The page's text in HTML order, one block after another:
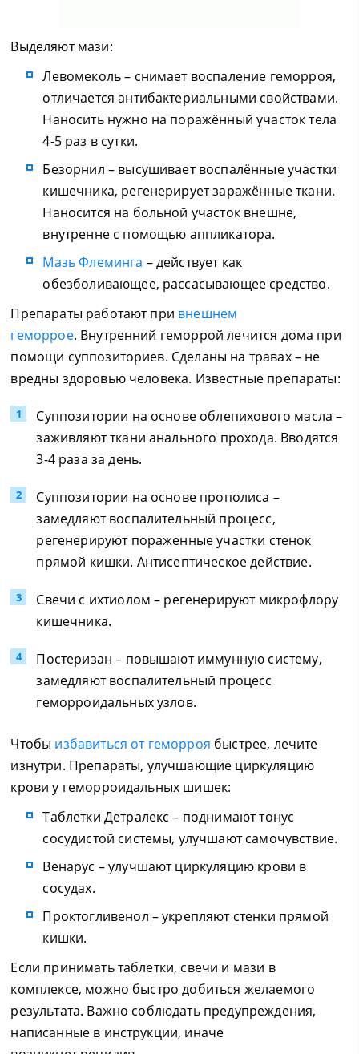
Выделяют мази:
Левомеколь – снимает воспаление геморроя,
отличается антибактериальными свойствами.
Наносить нужно на поражённый участок тела
4-5 раз в сутки.
Безорнил – высушивает воспалённые участки
кишечника, регенерирует заражённые ткани.
Наносится на больной участок внешне,
внутренне с помощью аппликатора.
Мазь Флеминга – действует как
обезболивающее, рассасывающее средство.
Препараты работают при внешнем
геморрое. Внутренний геморрой лечится дома при
помощи суппозиториев. Сделаны на травах – не
вредны здоровью человека. Известные препараты:
Суппозитории на основе облепихового масла –
заживляют ткани анального прохода. Вводятся
3-4 раза за день.
Суппозитории на основе прополиса –
замедляют воспалительный процесс,
регенерируют пораженные участки стенок
прямой кишки. Антисептическое действие.
Свечи с ихтиолом – регенерируют микрофлору
кишечника.
Постеризан – повышают иммунную систему,
замедляют воспалительный процесс
геморроидальных узлов.
Чтобы избавиться от геморроя быстрее, лечите
изнутри. Препараты, улучшающие циркуляцию
крови у геморроидальных шишек:
Таблетки Детралекс – поднимают тонус
сосудистой системы, улучшают самочувствие.
Венарус – улучшают циркуляцию крови в
сосудах.
Проктогливенол – укрепляют стенки прямой
кишки.
Если принимать таблетки, свечи и мази в
комплексе, можно быстро добиться желаемого
результата. Важно соблюдать предупреждения,
написанные в инструкции, иначе